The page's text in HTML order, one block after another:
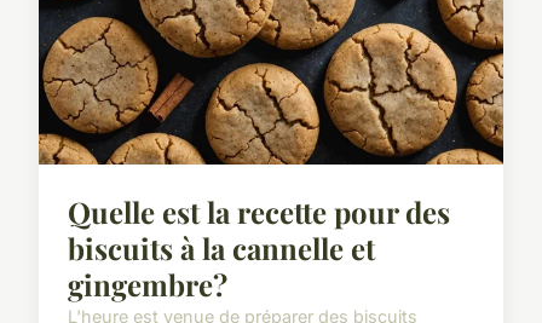
Quelle est la recette pour des
biscuits à la cannelle et
gingembre?
L'heure est venue de préparer des biscuits